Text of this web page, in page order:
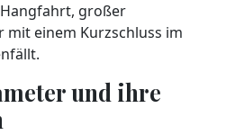
Hangfahrt, großer
einem Kurzschluss im
und ihre